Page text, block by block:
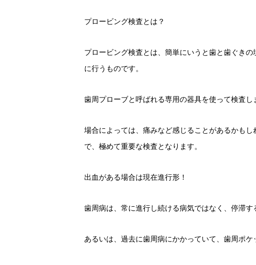
プロービング検査とは？
プロービング検査とは、簡単にいうと歯と歯ぐき
に行うものです。
歯周プローブと呼ばれる専用の器具を使って検査し
場合によっては、痛みなど感じることがあるかも
で、極めて重要な検査となります。
出血がある場合は現在進行形！
歯周病は、常に進行し続ける病気ではなく、停滞す
あるいは、過去に歯周病にかかっていて、歯周ポケ